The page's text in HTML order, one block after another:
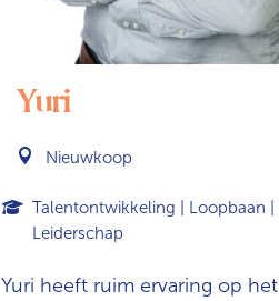
Yuri
 Nieuwkoop
Talentontwikkeling | Loopbaan |
Leiderschap
Yuri heeft ruim ervaring op het